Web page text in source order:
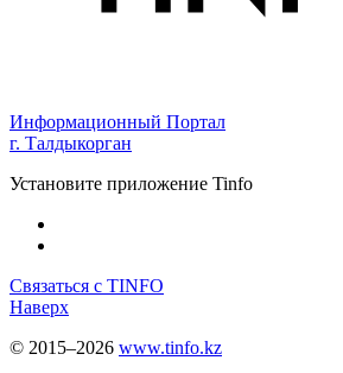
Информационный Портал
г. Талдыкорган
Установите приложение Tinfo
Связаться с TINFO
Наверх
© 2015–2026 www.tinfo.kz